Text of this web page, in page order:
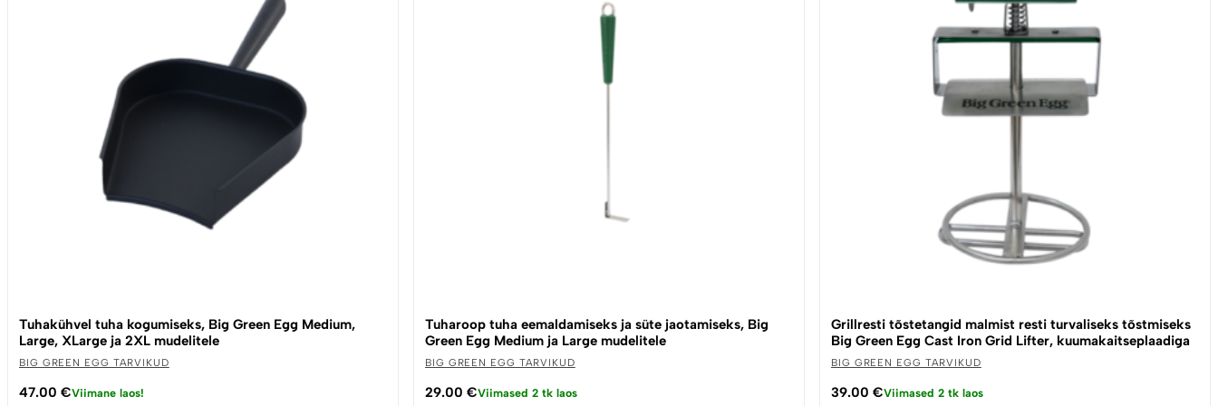
Tuhakühvel tuha kogumiseks, Big Green Egg Medium,
Large, XLarge ja 2XL mudelitele
BIG GREEN EGG TARVIKUD
47.00 €Viimane laos!
Tuharoop tuha eemaldamiseks ja süte jaotamiseks, Big
Green Egg Medium ja Large mudelitele
BIG GREEN EGG TARVIKUD
29.00 €Viimased 2 tk laos
Grillresti tõstetangid malmist resti turvaliseks tõstmiseks
Big Green Egg Cast Iron Grid Lifter, kuumakaitseplaadiga
BIG GREEN EGG TARVIKUD
39.00 €Viimased 2 tk laos